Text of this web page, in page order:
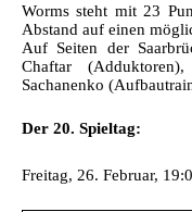
Worms steht mit 23
Abstand auf einen
Auf Seiten der
Chaftar
Sachanenko
Der 20. Spieltag:
Freitag, 26. Februar,